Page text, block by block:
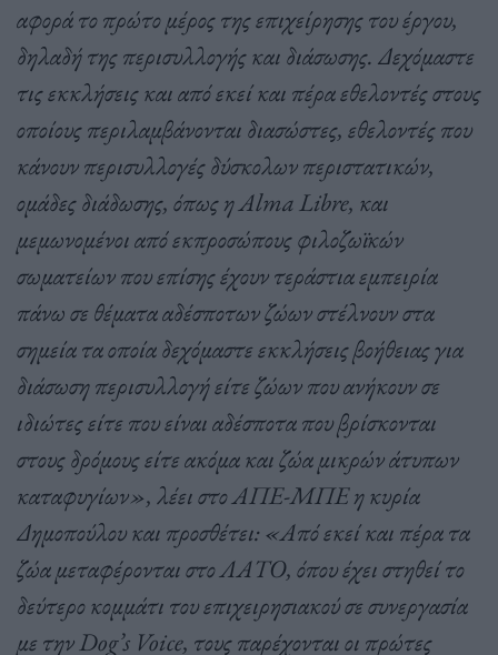
αφορά το πρώτο μέρος της επιχείρησης του έργου,
δηλαδή της περισυλλογής και διάσωσης. Δεχόμαστε
τις εκκλήσεις και από εκεί και πέρα εθελοντές στους
οποίους περιλαμβάνονται διασώστες, εθελοντές που
κάνουν περισυλλογές δύσκολων περιστατικών,
ομάδες διάδωσης, όπως η Alma Libre, και
μεμωνομένοι από εκπροσώπους φιλοζωϊκών
σωματείων που επίσης έχουν τεράστια εμπειρία
πάνω σε θέματα αδέσποτων ζώων στέλνουν στα
σημεία τα οποία δεχόμαστε εκκλήσεις βοήθειας για
διάσωση περισυλλογή είτε ζώων που ανήκουν σε
ιδιώτες είτε που είναι αδέσποτα που βρίσκονται
στους δρόμους είτε ακόμα και ζώα μικρών άτυπων
καταφυγίων», λέει στο ΑΠΕ-ΜΠΕ η κυρία
Δημοπούλου και προσθέτει: «Από εκεί και πέρα τα
ζώα μεταφέρονται στο ΛΑΤΟ, όπου έχει στηθεί το
δεύτερο κομμάτι του επιχειρησιακού σε συνεργασία
με την Dog’s Voice, τους παρέχονται οι πρώτες